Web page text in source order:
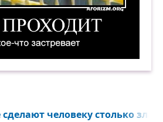
человеку столько зла,